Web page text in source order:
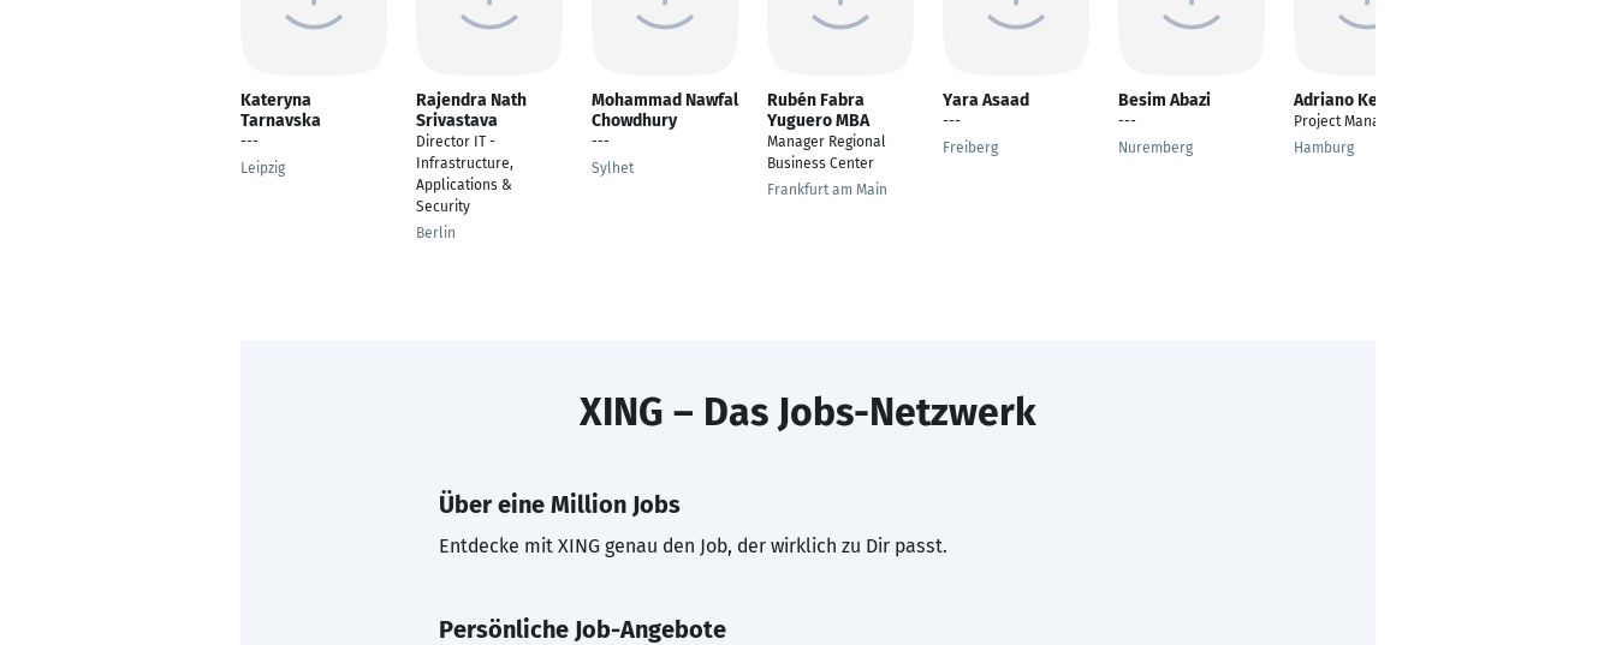
Kateryna
Tarnavska
---
Leipzig
Rajendra Nath
Srivastava
Director IT -
Infrastructure,
Applications &
Security
Berlin
Mohammad Nawfal
Chowdhury
---
Sylhet
Rubén Fabra
Yuguero MBA
Manager Regional
Business Center
Frankfurt am Main
Yara Asaad
---
Freiberg
Besim Abazi
---
Nuremberg
Adriano Kehl
Project Manager
Hamburg
XING – Das Jobs-Netzwerk
Über eine Million Jobs
Entdecke mit XING genau den Job, der wirklich zu Dir passt.
Persönliche Job-Angebote